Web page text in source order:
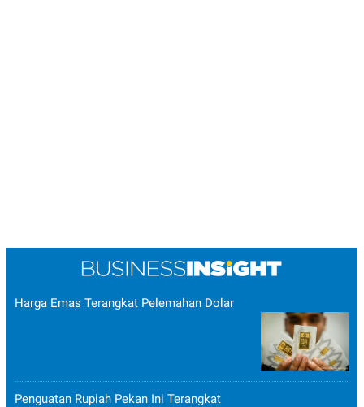
Harga Emas Terangkat Pelemahan Dolar
Penguatan Rupiah Pekan Ini Terangkat